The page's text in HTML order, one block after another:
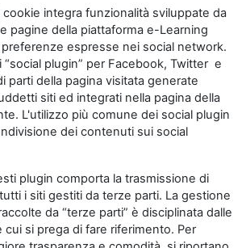
integra funzionalità sviluppate da
pagine della piattaforma e-Learning
espresse nei social network.
plugin” per Facebook, Twitter e
parti della pagina visitata generate
siti ed integrati nella pagina della
L'utilizzo più comune dei social plugin
dei contenuti sui social
plugin comporta la trasmissione di
i siti gestiti da terze parti. La gestione
da “terze parti” è disciplinata dalle
cui si prega di fare riferimento. Per